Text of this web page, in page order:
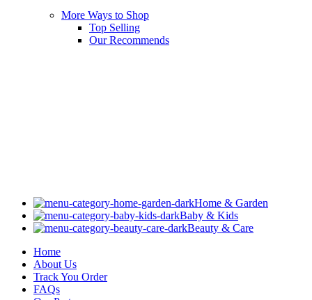
More Ways to Shop
Top Selling
Our Recommends
Home & Garden
Baby & Kids
Beauty & Care
Home
About Us
Track You Order
FAQs